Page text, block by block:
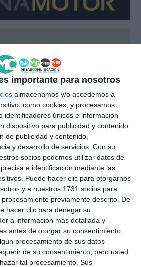
importante para nosotros
almacenamos y/o accedemos a
como cookies, y procesamos
identificadores únicos e información
dispositivo para publicidad y contenido
de publicidad y contenido,
y desarrollo de servicios. Con su
socios podemos utilizar datos de
e identificación mediante las
Puede hacer clic para otorgarnos
y a nuestros 1731 socios para
previamente descrito. De
hacer clic para denegar su
a información más detallada y
antes de otorgar su consentimiento.
procesamiento de sus datos
de su consentimiento, pero usted
tal procesamiento. Sus